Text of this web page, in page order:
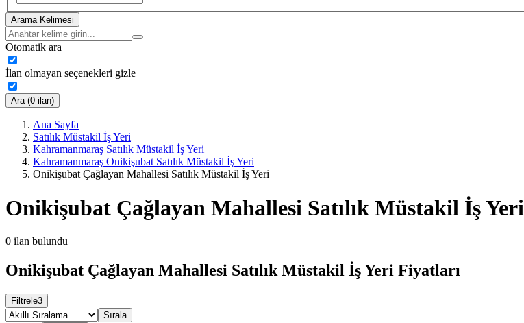
Arama Kelimesi
Otomatik ara
İlan olmayan seçenekleri gizle
Ara (0 ilan)
Ana Sayfa
Satılık Müstakil İş Yeri
Kahramanmaraş Satılık Müstakil İş Yeri
Kahramanmaraş Onikişubat Satılık Müstakil İş Yeri
Onikişubat Çağlayan Mahallesi Satılık Müstakil İş Yeri
Onikişubat Çağlayan Mahallesi Satılık Müstakil İş Yeri
0 ilan bulundu
Onikişubat Çağlayan Mahallesi Satılık Müstakil İş Yeri Fiyatları
Filtrele3
Sırala